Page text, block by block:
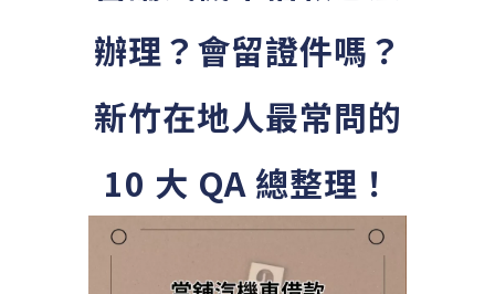
辦理？會留證件嗎？
新竹在地人最常問的
10 大 QA 總整理！